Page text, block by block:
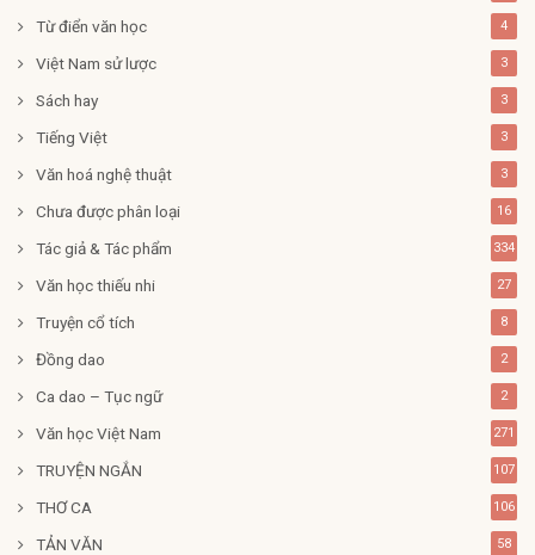
Từ điển văn học 4
Việt Nam sử lược 3
Sách hay 3
Tiếng Việt 3
Văn hoá nghệ thuật 3
Chưa được phân loại 16
Tác giả & Tác phẩm 334
Văn học thiếu nhi 27
Truyện cổ tích 8
Đồng dao 2
Ca dao – Tục ngữ 2
Văn học Việt Nam 271
TRUYỆN NGẮN 107
THƠ CA 106
TẢN VĂN 58